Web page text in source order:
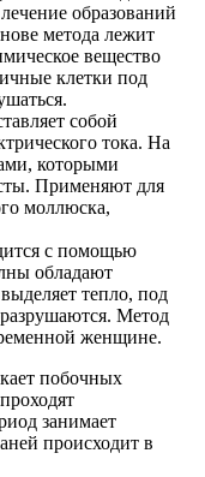
образований
метода лежит
вещество
клетки под
собой
тока. На
которыми
Применяют для
моллюска,
с помощью
обладают
тепло, под
Метод
женщине.
побочных
занимает
происходит в